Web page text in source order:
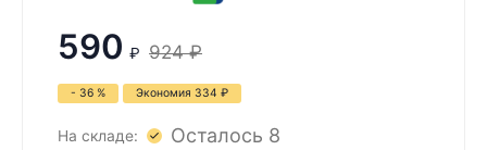
590 ₽ 924 ₽
- 36 % Экономия 334 ₽
На складе: Осталось 8